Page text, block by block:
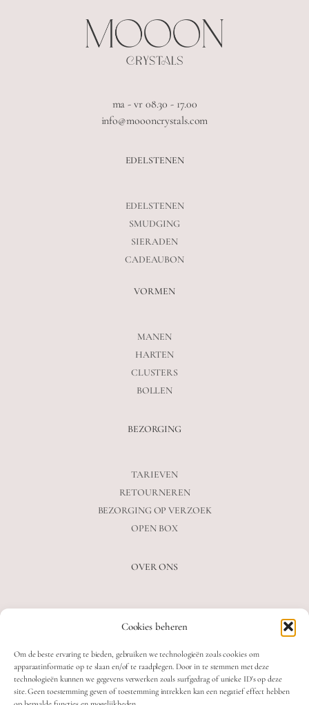
Cookies beheren
Om de beste ervaring te bieden, gebruiken we technologieën zoals cookies om
apparaatinformatie op te slaan en/of te raadplegen. Door in te stemmen met deze
technologieën kunnen we gegevens verwerken zoals surfgedrag of unieke ID's op deze
site. Geen toestemming geven of toestemming intrekken kan een negatief effect hebben
ma - vr 08.30 - 17.00
info@moooncrystals.com
EDELSTENEN
EDELSTENEN
SMUDGING
SIERADEN
CADEAUBON
VORMEN
MANEN
HARTEN
CLUSTERS
BOLLEN
BEZORGING
TARIEVEN
RETOURNEREN
BEZORGING OP VERZOEK
OPEN BOX
OVER ONS
VEELGESTELDE VRAGEN
OVER ONS
CONTACT